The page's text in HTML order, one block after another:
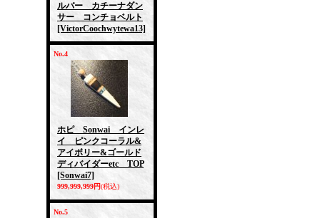
ルバー カチーナダン
サー コンチョベルト
[VictorCoochwytewa13]
No.4
ホピ Sonwai インレ
イ ピンクコーラル&
アイボリー&ゴールド
ディバイダーetc TOP
[Sonwai7]
999,999,999円(税込)
No.5